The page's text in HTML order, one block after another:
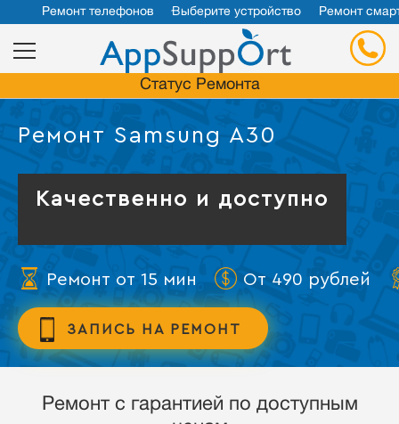
Ремонт телефонов Выберите устройство Ремонт
Статус Ремонта
Ремонт Samsung A30
Качественно и доступно
Ремонт от 15 мин От 490 рублей
ЗАПИСЬ НА РЕМОНТ
Ремонт с гарантией по доступным